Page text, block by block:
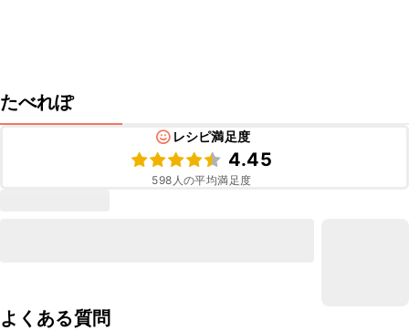
たべれぽ
レシピ満足度
4.45
598 人の平均満足度
よくある質問